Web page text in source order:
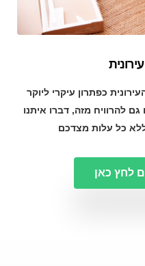
כפתרון עיקרי ליוקר
להרוויח מזה, דברו איתנו
כל עלות מצדכם
לחץ כאן